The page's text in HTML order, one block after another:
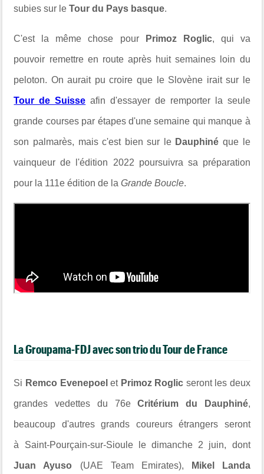
subies sur leTour du Pays basque.
C'est la même chose pour Primoz Roglic, qui va
pouvoir remettre en route après huit semaines loin du
peloton. On aurait pu croire que le Slovène irait sur le
Tour de Suisse afin d'essayer de remporter la seule
grande courses par étapes d'une semaine qui manque à
son palmarès, mais c'est bien sur le Dauphiné que le
vainqueur de l'édition 2022 poursuivra sa préparation
pour la 111e édition de laGrande Boucle.
La Groupama-FDJ avec son trio du Tour de France
Si Remco Evenepoel et Primoz Roglic seront les deux
grandes vedettes du 76eCritérium du Dauphiné,
beaucoup d'autres grands coureurs étrangers seront
à Saint-Pourçain-sur-Sioule le dimanche 2 juin, dont
Juan Ayuso (UAE Team Emirates), Mikel Landa